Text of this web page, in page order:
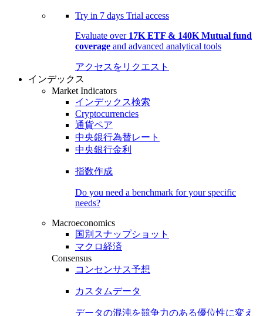
Try in 7 days Trial access
Evaluate over 17K ETF & 140K Mutual fund
coverage and advanced analytical tools
アクセスをリクエスト
インデックス
Market Indicators
インデックス検索
Cryptocurrencies
通貨ペア
中央銀行為替レート
中央銀行金利
指数作成
Do you need a benchmark for your specific
needs?
Macroeconomics
国別スナップショット
マクロ経済
Consensus
コンセンサス予想
カスタムデータ
データの混沌を競争力のある優位性に変え